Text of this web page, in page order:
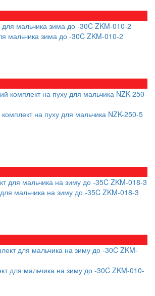
мальчика зима до -30C ZKM-010-2
на пуху для мальчика NZK-250-5
мальчика на зиму до -35C ZKM-018-3
для мальчика на зиму до -30C ZKM-010-